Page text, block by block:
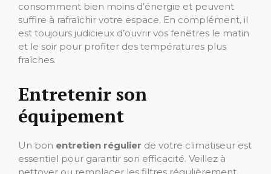
consomment bien moins d’énergie et peuvent
suffire à rafraîchir votre espace. En complément, il
est toujours judicieux d’ouvrir vos fenêtres le matin
et le soir pour profiter des températures plus
fraîches.
Entretenir son
équipement
Un bon entretien régulier de votre climatiseur est
essentiel pour garantir son efficacité. Veillez à